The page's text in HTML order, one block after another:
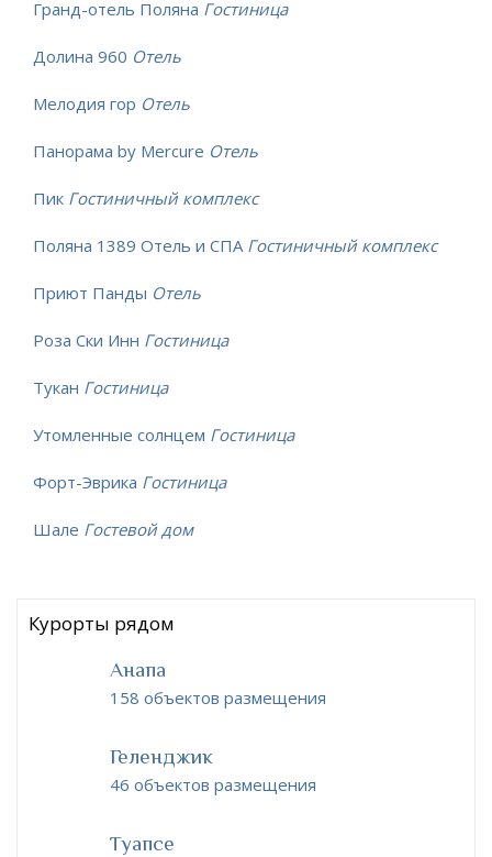
Гранд-отель Поляна Гостиница
Долина 960 Отель
Мелодия гор Отель
Панорама by Mercure Отель
Пик Гостиничный комплекс
Поляна 1389 Отель и СПА Гостиничный комплекс
Приют Панды Отель
Роза Ски Инн Гостиница
Тукан Гостиница
Утомленные солнцем Гостиница
Форт-Эврика Гостиница
Шале Гостевой дом
Курорты рядом
Анапа
158 объектов размещения
Геленджик
46 объектов размещения
Туапсе